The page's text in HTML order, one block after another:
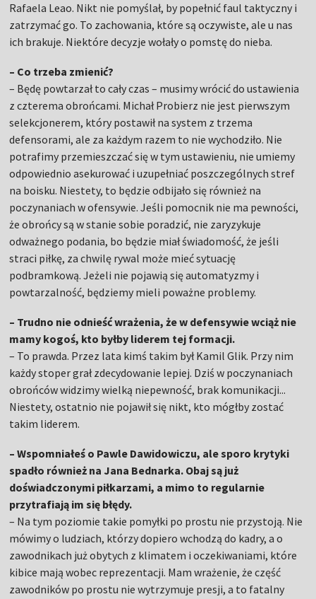
Rafaela Leao. Nikt nie pomyślał, by popełnić faul taktyczny i
zatrzymać go. To zachowania, które są oczywiste, ale u nas
ich brakuje. Niektóre decyzje wołały o pomstę do nieba.
– Co trzeba zmienić?
– Będę powtarzał to cały czas – musimy wrócić do ustawienia
z czterema obrońcami. Michał Probierz nie jest pierwszym
selekcjonerem, który postawił na system z trzema
defensorami, ale za każdym razem to nie wychodziło. Nie
potrafimy przemieszczać się w tym ustawieniu, nie umiemy
odpowiednio asekurować i uzupełniać poszczególnych stref
na boisku. Niestety, to będzie odbijało się również na
poczynaniach w ofensywie. Jeśli pomocnik nie ma pewności,
że obrońcy są w stanie sobie poradzić, nie zaryzykuje
odważnego podania, bo będzie miał świadomość, że jeśli
straci piłkę, za chwilę rywal może mieć sytuację
podbramkową. Jeżeli nie pojawią się automatyzmy i
powtarzalność, będziemy mieli poważne problemy.
– Trudno nie odnieść wrażenia, że w defensywie wciąż nie
mamy kogoś, kto byłby liderem tej formacji.
– To prawda. Przez lata kimś takim był Kamil Glik. Przy nim
każdy stoper grał zdecydowanie lepiej. Dziś w poczynaniach
obrońców widzimy wielką niepewność, brak komunikacji...
Niestety, ostatnio nie pojawił się nikt, kto mógłby zostać
takim liderem.
– Wspomniałeś o Pawle Dawidowiczu, ale sporo krytyki
spadło również na Jana Bednarka. Obaj są już
doświadczonymi piłkarzami, a mimo to regularnie
przytrafiają im się błędy.
– Na tym poziomie takie pomyłki po prostu nie przystoją. Nie
mówimy o ludziach, którzy dopiero wchodzą do kadry, a o
zawodnikach już obytych z klimatem i oczekiwaniami, które
kibice mają wobec reprezentacji. Mam wrażenie, że część
zawodników po prostu nie wytrzymuje presji, a to fatalny